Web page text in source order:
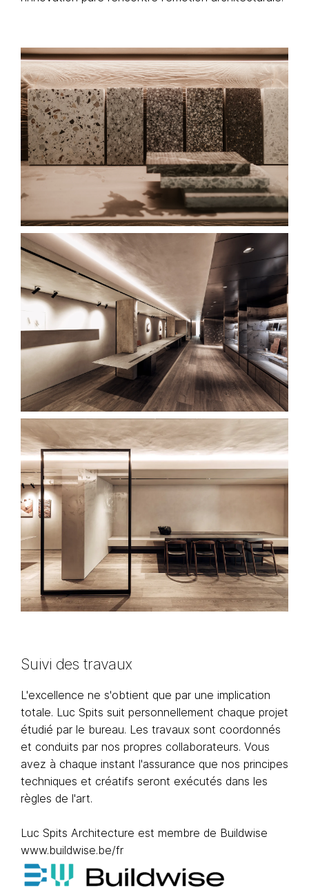
Suivi des travaux
L'excellence ne s'obtient que par une implication
totale. Luc Spits suit personnellement chaque projet
étudié par le bureau. Les travaux sont coordonnés
et conduits par nos propres collaborateurs. Vous
avez à chaque instant l'assurance que nos principes
techniques et créatifs seront exécutés dans les
règles de l'art.
Luc Spits Architecture est membre de Buildwise
www.buildwise.be/fr